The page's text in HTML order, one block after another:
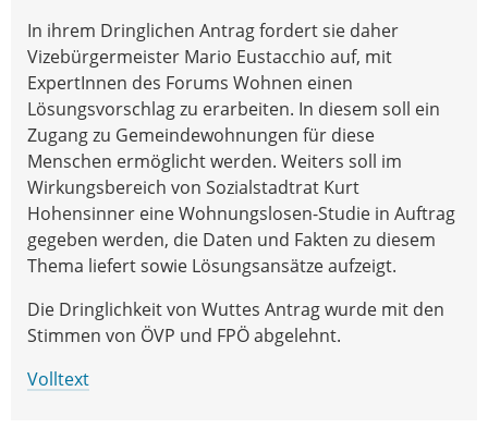
In ihrem Dringlichen Antrag fordert sie daher
Vizebürgermeister Mario Eustacchio auf, mit
ExpertInnen des Forums Wohnen einen
Lösungsvorschlag zu erarbeiten. In diesem soll ein
Zugang zu Gemeindewohnungen für diese
Menschen ermöglicht werden. Weiters soll im
Wirkungsbereich von Sozialstadtrat Kurt
Hohensinner eine Wohnungslosen-Studie in Auftrag
gegeben werden, die Daten und Fakten zu diesem
Thema liefert sowie Lösungsansätze aufzeigt.
Die Dringlichkeit von Wuttes Antrag wurde mit den
Stimmen von ÖVP und FPÖ abgelehnt.
Volltext